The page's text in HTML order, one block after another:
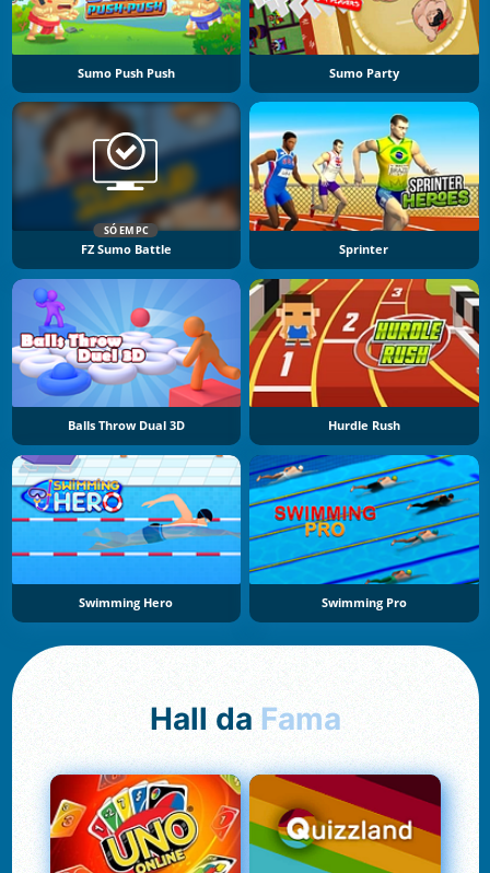
Sumo Push Push Sumo Party
SÓ EM PC
FZ Sumo Battle Sprinter
Balls Throw Dual 3D Hurdle Rush
Swimming Hero Swimming Pro
Hall da Fama